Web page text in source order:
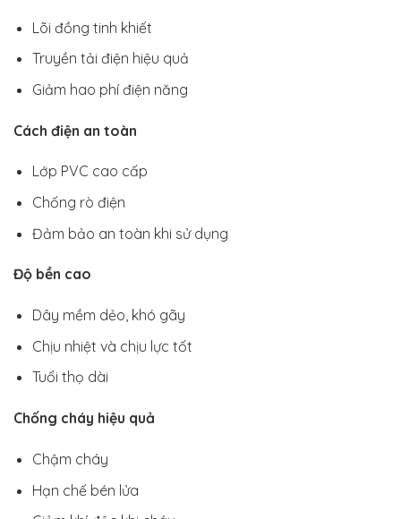
Lõi đồng tinh khiết
Truyền tải điện hiệu quả
Giảm hao phí điện năng
Cách điện an toàn
Lớp PVC cao cấp
Chống rò điện
Đảm bảo an toàn khi sử dụng
Độ bền cao
Dây mềm dẻo, khó gãy
Chịu nhiệt và chịu lực tốt
Tuổi thọ dài
Chống cháy hiệu quả
Chậm cháy
Hạn chế bén lửa